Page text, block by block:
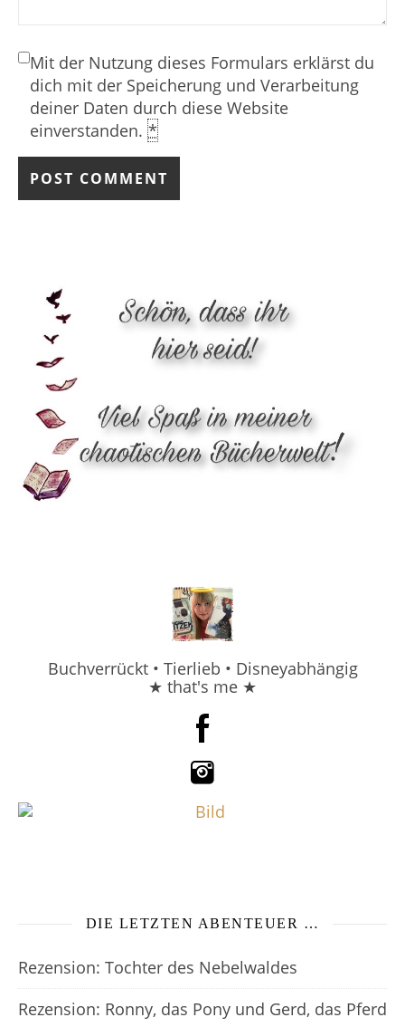
Mit der Nutzung dieses Formulars erklärst du
dich mit der Speicherung und Verarbeitung
deiner Daten durch diese Website
einverstanden. *
Buchverrückt • Tierlieb • Disneyabhängig
★ that's me ★
DIE LETZTEN ABENTEUER …
Rezension: Tochter des Nebelwaldes
Rezension: Ronny, das Pony und Gerd, das Pferd